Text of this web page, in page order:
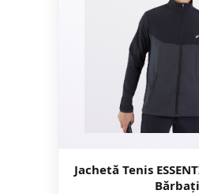
Jachetă Tenis
Bărbaţi